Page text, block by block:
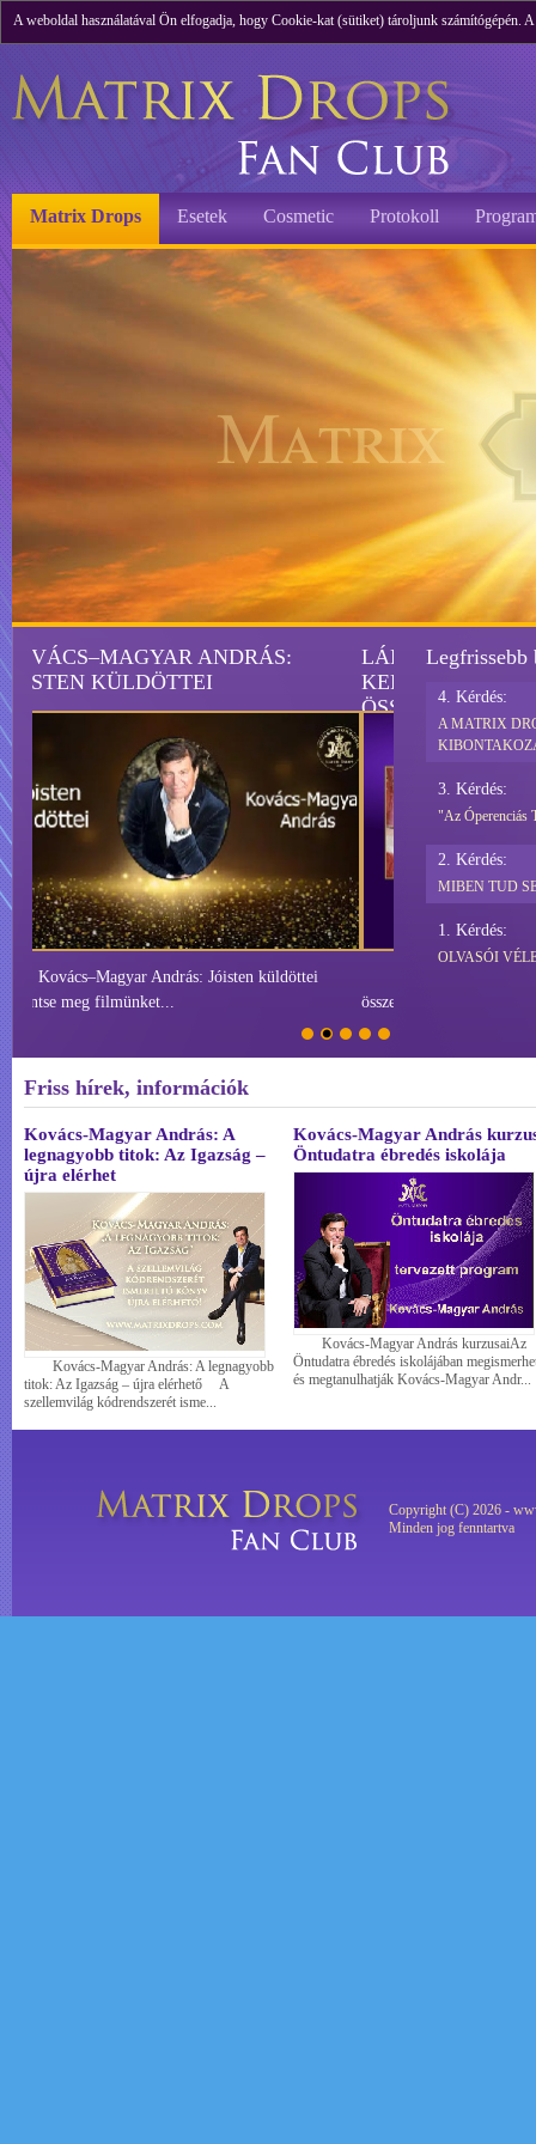
A weboldal használatával Ön elfogadja, hogy Cookie-kat (sütiket) tároljunk számítógépén.
Matrix Drops Esetek Cosmetic Protokoll
LÁBSZÁRFEKÉLY – 7 ÉVEN
KERESZTÜL AKKUMULÁTOR
ÖSSZESZERELŐ MŰHELYBEN
DOLGOZOTT
Lábszárfekély – 7 éven keresztül akkumulátor
összeszerelő műhelyben do...
Legfrissebb
4. Kérdés:
A MATRIX
3. Kérdés:
"Az Óperenciás
2. Kérdés:
MIBEN TUD
1. Kérdés:
OLVASÓI
Friss hírek, információk
Kovács-Magyar András: A
legnagyobb titok: Az Igazság –
újra elérhet
Kovács-Magyar András: A legnagyobb
titok: Az Igazság – újra elérhető A
szellemvilág kódrendszerét isme...
Kovács-Magyar András
Öntudatra ébredés iskolája
Kovács-Magyar András kurzusaiAz
Öntudatra ébredés iskolájában
és megtanulhatják Kovács-Magyar Andr...
Copyright (C) 2026 -
Minden jog fenntartva